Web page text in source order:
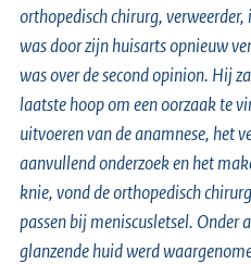
orthopedisch chirurg,
was door zijn huisarts opnieuw
was over de second opinion. Hij
laatste hoop om een oorzaak te
uitvoeren van de anamnese, het
aanvullend onderzoek en het
knie, vond de orthopedisch
passen bij meniscusletsel. Onder
glanzende huid werd